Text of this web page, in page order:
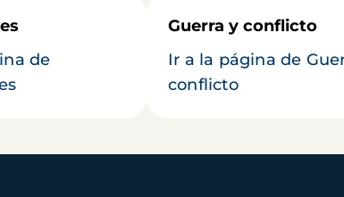
de
Guerra y conflicto
Ir a la página de
conflicto